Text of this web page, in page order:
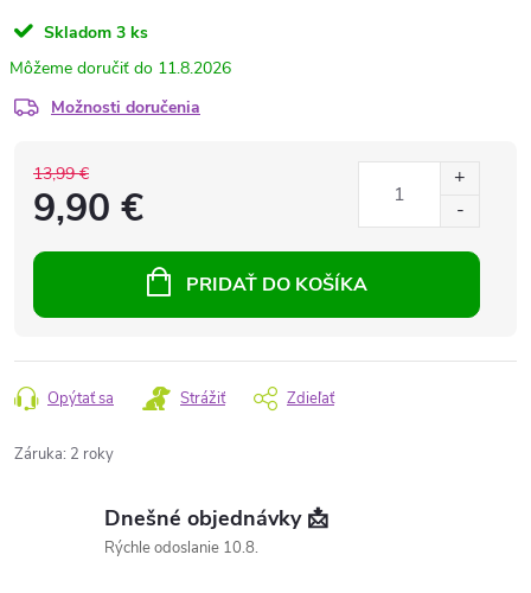
Skladom 3 ks
11.8.2026
Možnosti doručenia
13,99 €
9,90 €
PRIDAŤ DO KOŠÍKA
Opýtať sa Strážiť Zdieľať
Záruka: 2 roky
Dnešné objednávky 📩
Rýchle odoslanie 10.8.